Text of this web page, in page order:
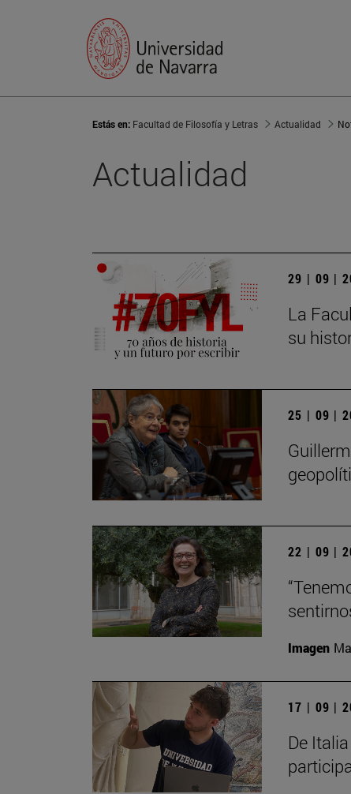
Estás en: Facultad de Filosofía y Letras Actualidad
Actualidad
29 | 09 |
La
su
25 | 09 |
22 | 09 |
Imagen
17 | 09 |
De